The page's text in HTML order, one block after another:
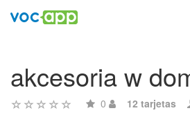
akcesoria w
0 12 tarjetas